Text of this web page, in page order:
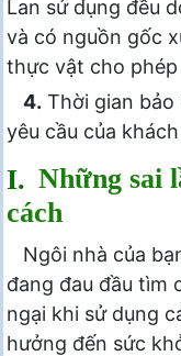
Lan sử dụng đều
và có nguồn gốc
thực vật cho phép
4. Thời gian bảo
yêu cầu của
I. Những sai
cách
Ngôi nhà của
đang đau đầu tìm
ngại khi sử dụng
hưởng đến sức